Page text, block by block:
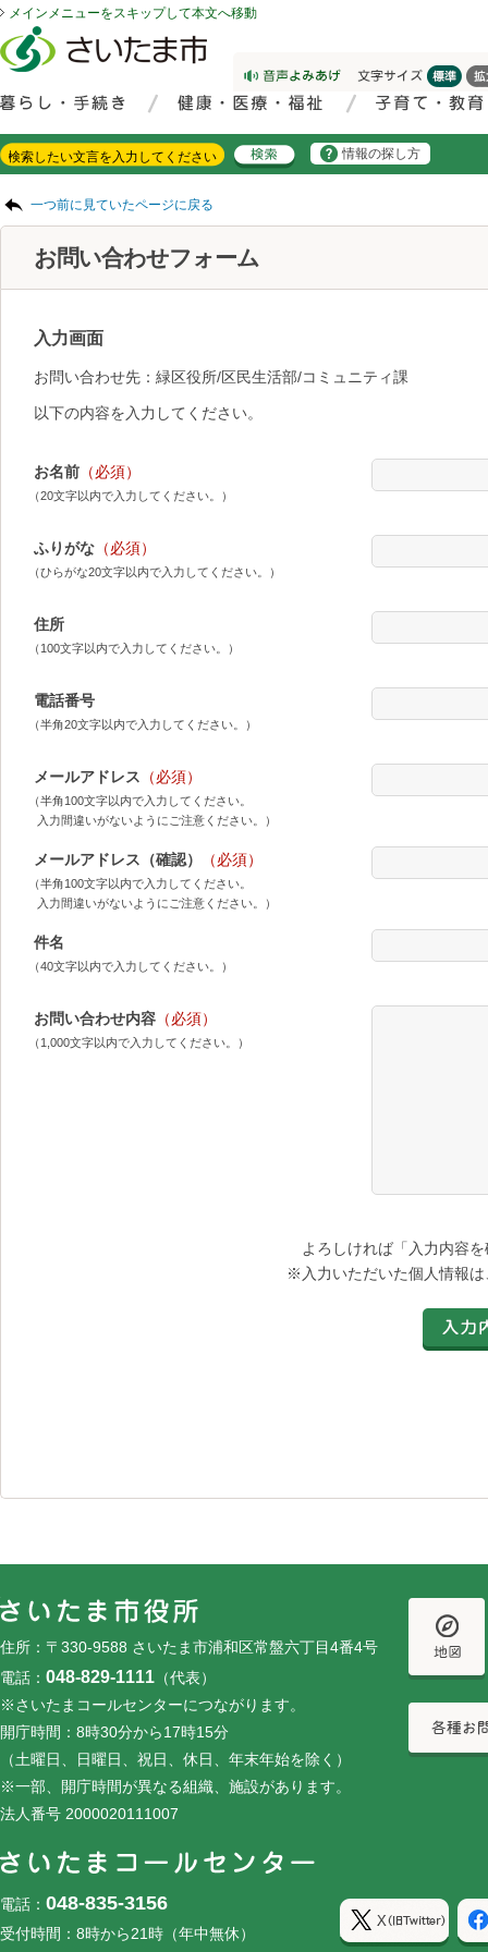
メインメニューをスキップして本文へ移動
情報の探し方
一つ前に見ていたページに戻る
お問い合わせフォーム
入力画面
お問い合わせ先：緑区役所/区民生活部/コミュニティ課
以下の内容を入力してください。
お名前 （必須）
（20文字以内で入力してください。）
ふりがな （必須）
（ひらがな20文字以内で入力してください。）
住所
（100文字以内で入力してください。）
電話番号
（半角20文字以内で入力してください。）
メールアドレス （必須）
（半角100文字以内で入力してください。
入力間違いがないようにご注意ください。）
メールアドレス（確認） （必須）
（半角100文字以内で入力してください。
入力間違いがないようにご注意ください。）
件名
（40文字以内で入力してください。）
お問い合わせ内容 （必須）
（1,000文字以内で入力してください。）
よろしければ「入力内容
※入力いただいた個人情報
住所：〒330-9588 さいたま市浦和区常盤六丁目4番4号
電話： 048-829-1111 （代表）
※さいたまコールセンターにつながります。
開庁時間：8時30分から17時15分
（土曜日、日曜日、祝日、休日、年末年始を除く）
※一部、開庁時間が異なる組織、施設があります。
法人番号 2000020111007
電話： 048-835-3156
受付時間：8時から21時（年中無休）